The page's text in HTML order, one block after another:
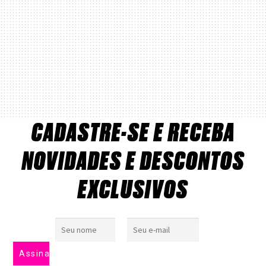
CADASTRE-SE E RECEBA
NOVIDADES E DESCONTOS
EXCLUSIVOS